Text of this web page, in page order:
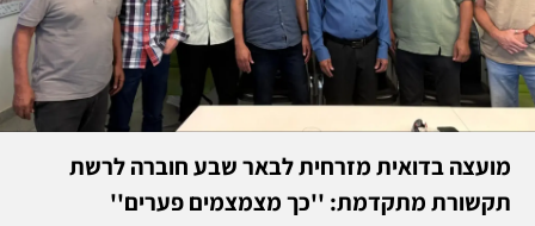
מועצה בדואית מזרחית לבאר שבע חוברה לרשת
תקשורת מתקדמת: ''כך מצמצמים פערים''